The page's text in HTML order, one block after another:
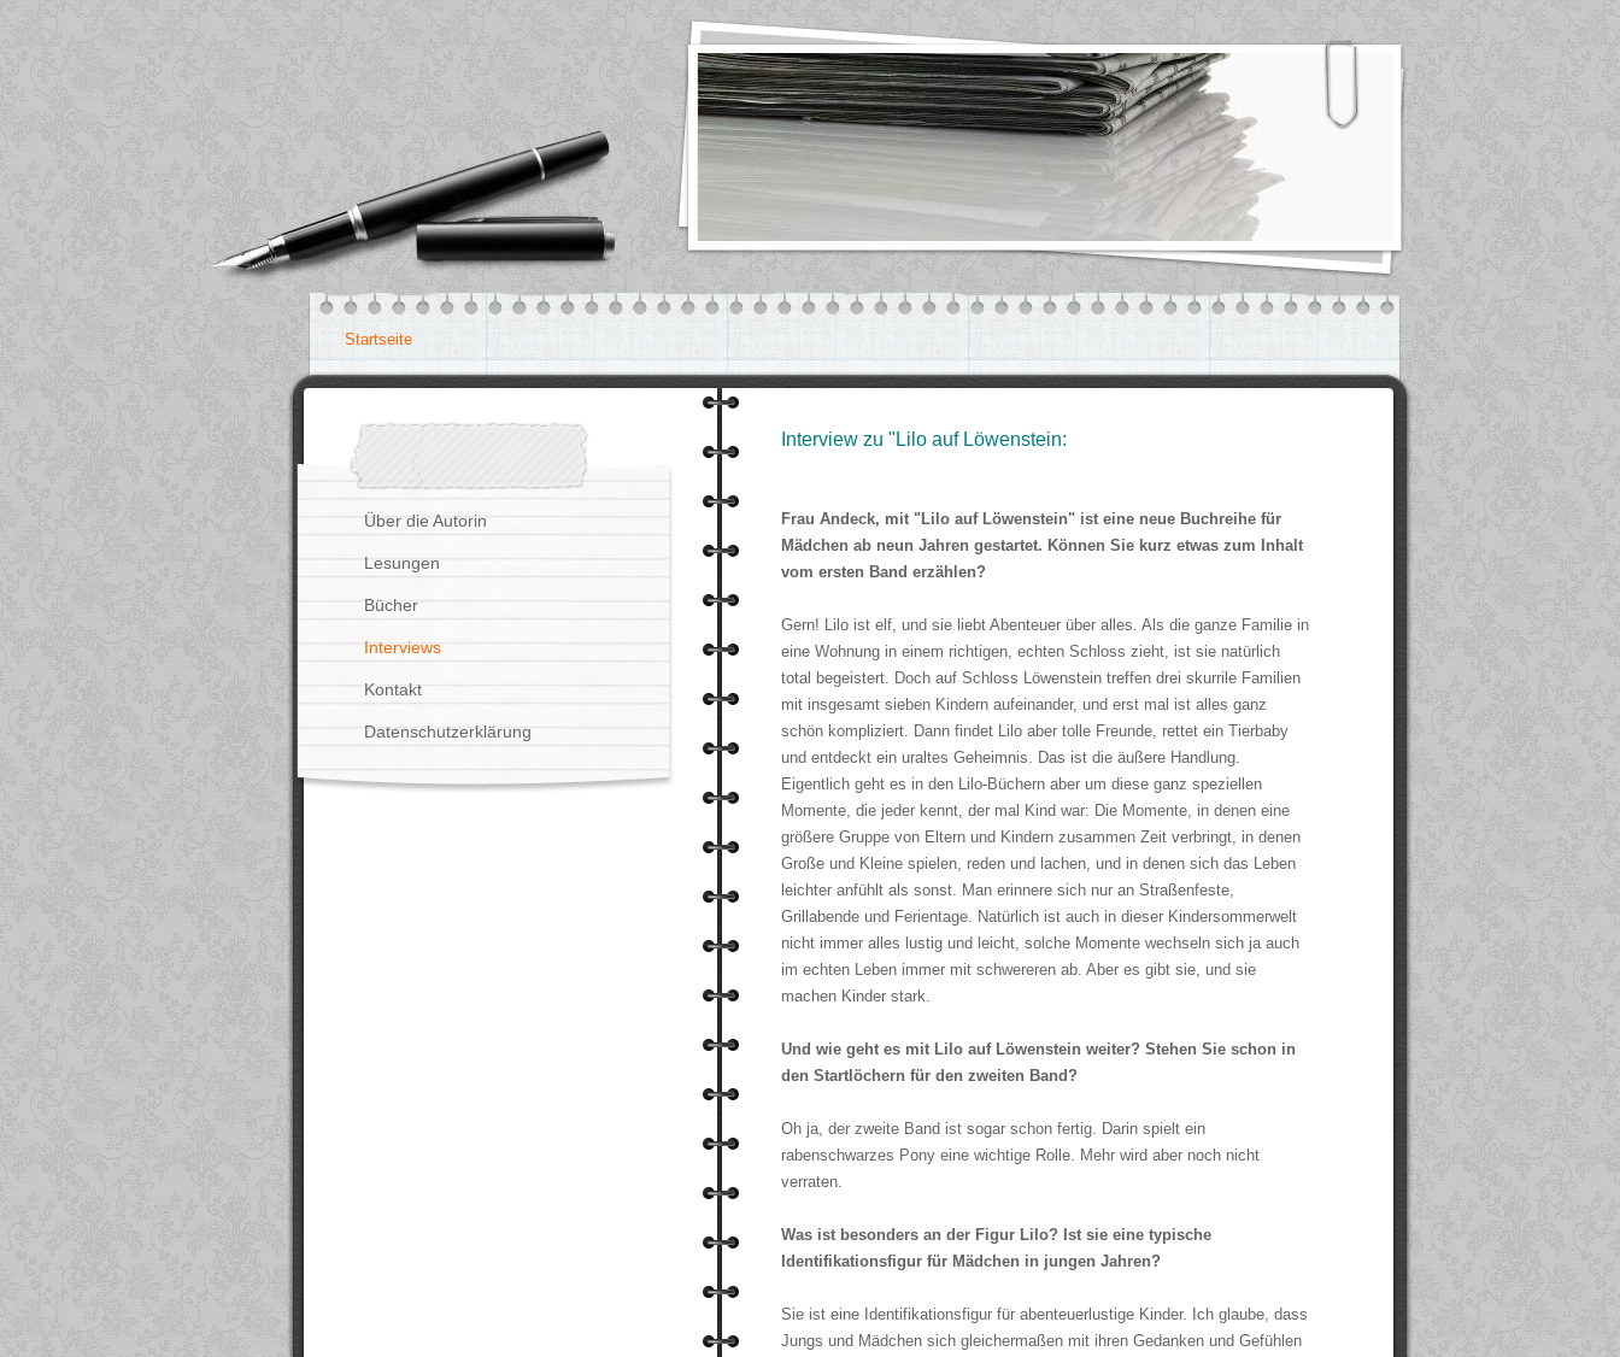
Startseite
Über die Autorin
Lesungen
Bücher
Interviews
Kontakt
Datenschutzerklärung
Interview zu "Lilo auf Löwenstein:
Frau Andeck, mit "Lilo auf Löwenstein" ist eine neue Buchreihe für
Mädchen ab neun Jahren gestartet. Können Sie kurz etwas zum Inhalt
vom ersten Band erzählen?
Gern! Lilo ist elf, und sie liebt Abenteuer über alles. Als die ganze Familie in
eine Wohnung in einem richtigen, echten Schloss zieht, ist sie natürlich
total begeistert. Doch auf Schloss Löwenstein treffen drei skurrile Familien
mit insgesamt sieben Kindern aufeinander, und erst mal ist alles ganz
schön kompliziert. Dann findet Lilo aber tolle Freunde, rettet ein Tierbaby
und entdeckt ein uraltes Geheimnis. Das ist die äußere Handlung.
Eigentlich geht es in den Lilo-Büchern aber um diese ganz speziellen
Momente, die jeder kennt, der mal Kind war: Die Momente, in denen eine
größere Gruppe von Eltern und Kindern zusammen Zeit verbringt, in denen
Große und Kleine spielen, reden und lachen, und in denen sich das Leben
leichter anfühlt als sonst. Man erinnere sich nur an Straßenfeste,
Grillabende und Ferientage. Natürlich ist auch in dieser Kindersommerwelt
nicht immer alles lustig und leicht, solche Momente wechseln sich ja auch
im echten Leben immer mit schwereren ab. Aber es gibt sie, und sie
machen Kinder stark.
Und wie geht es mit Lilo auf Löwenstein weiter? Stehen Sie schon in
den Startlöchern für den zweiten Band?
Oh ja, der zweite Band ist sogar schon fertig. Darin spielt ein
rabenschwarzes Pony eine wichtige Rolle. Mehr wird aber noch nicht
verraten.
Was ist besonders an der Figur Lilo? Ist sie eine typische
Identifikationsfigur für Mädchen in jungen Jahren?
Sie ist eine Identifikationsfigur für abenteuerlustige Kinder. Ich glaube, dass
Jungs und Mädchen sich gleichermaßen mit ihren Gedanken und Gefühlen